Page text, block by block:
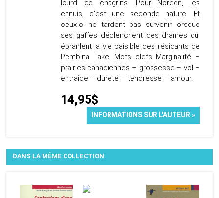
lourd de chagrins. Pour Noreen, les
ennuis, c’est une seconde nature. Et
ceux-ci ne tardent pas survenir lorsque
ses gaffes déclenchent des drames qui
ébranlent la vie paisible des résidants de
Pembina Lake. Mots clefs Marginalité –
prairies canadiennes – grossesse – vol –
entraide – dureté – tendresse – amour.
14,95$
INFORMATIONS SUR L'AUTEUR »
DANS LA MÊME COLLECTION